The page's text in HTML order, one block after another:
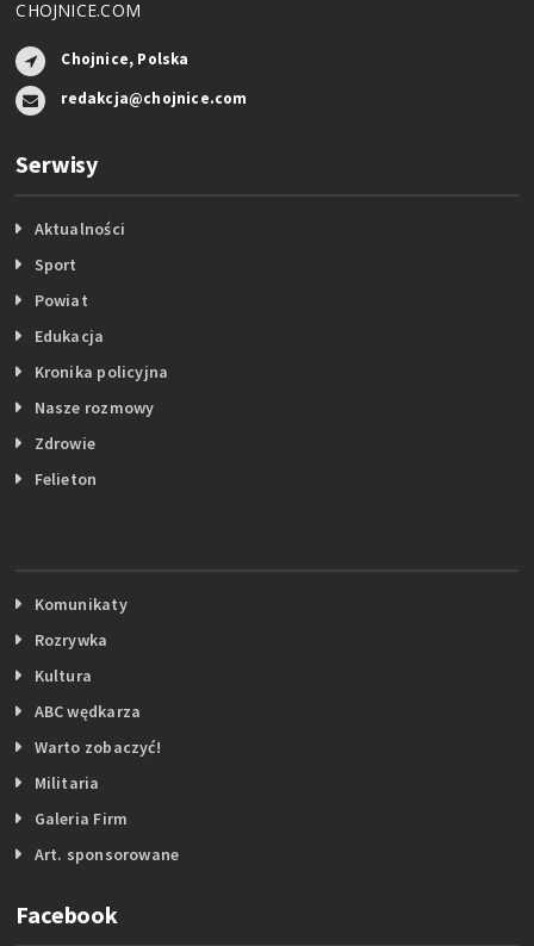
CHOJNICE.COM
Chojnice, Polska
redakcja@chojnice.com
Serwisy
Aktualności
Sport
Powiat
Edukacja
Kronika policyjna
Nasze rozmowy
Zdrowie
Felieton
Komunikaty
Rozrywka
Kultura
ABC wędkarza
Warto zobaczyć!
Militaria
Galeria Firm
Art. sponsorowane
Facebook